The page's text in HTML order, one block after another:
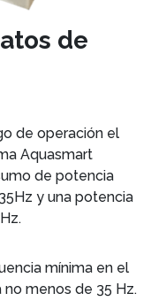
de
de operación el
Aquasmart
de potencia
y una potencia
mínima en el
menos de 35 Hz.